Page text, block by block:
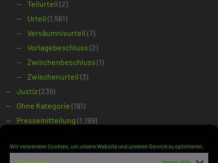
Wir verwenden Cookies, um unsere Website und unseren Service zu optimieren.
Teilurteil (2)
Urteil (1.561)
Versäumnisurteil (7)
Vorlagebeschluss (2)
Zwischenbeschluss (1)
Zwischenurteil (3)
Justiz(239)
Ohne Kategorie (181)
Pressemitteilung (1.199)
hoch(1.905)